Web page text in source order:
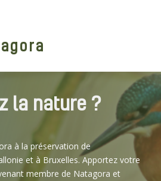
la nature ?
à la préservation de
et à Bruxelles. Apportez votre
membre de Natagora et